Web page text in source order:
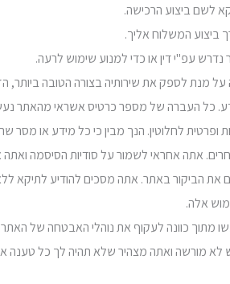
אתה אחראי לשמור על סודיות הסיסמה
הביקור באתר. אתה מסכים להודיע לתיקא
אלה.
מתוך כוונה לעקוף את נוהלי האבטחה של
לא מורשה ואתה מצהיר שלא תהיה לך כל